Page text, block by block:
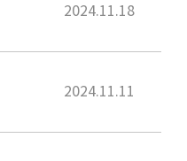
2024.11.18
2024.11.11